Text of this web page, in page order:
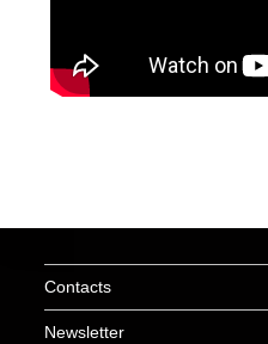
Contacts
Newsletter